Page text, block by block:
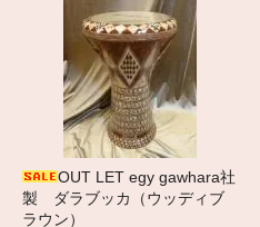
OUT LET egy gawhara社
製 ダラブッカ（ウッディブ
ラウン）